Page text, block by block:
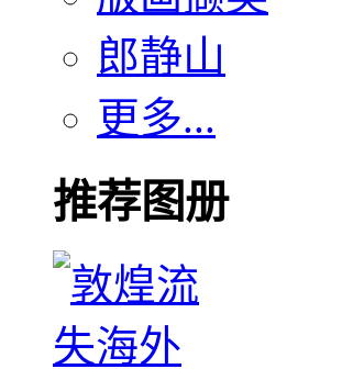
郎静山
更多...
推荐图册